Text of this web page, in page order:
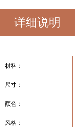
详细说明
材料：
尺寸：
颜色：
风格：